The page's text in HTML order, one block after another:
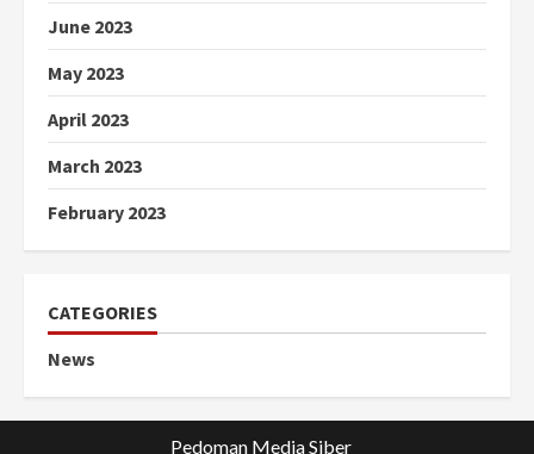
June 2023
May 2023
April 2023
March 2023
February 2023
CATEGORIES
News
Pedoman Media Siber